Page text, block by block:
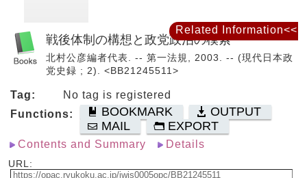
戦後体制の構想と政党政治の模索
北村公彦編者代表. -- 第一法規, 2003. -- (現代日本政
党史録 ; 2). <BB21245511>
Tag:
No tag is registered
Functions:
BOOKMARK
OUTPUT
MAIL
EXPORT
Contents and Summary Details
URL:
Related Information<<